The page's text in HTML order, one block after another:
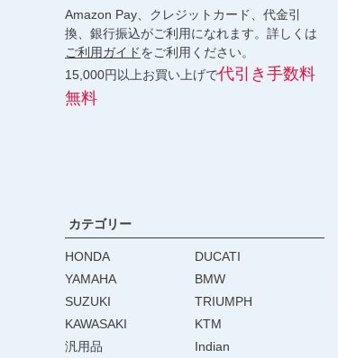
Amazon Pay、クレジットカード、代金引
換、銀行振込がご利用になれます。詳しくは
ご利用ガイドをご利用ください。
15,000円以上お買い上げで代引き手数料
無料
カテゴリー
HONDA
YAMAHA
SUZUKI
KAWASAKI
汎用品
DUCATI
BMW
TRIUMPH
KTM
Indian